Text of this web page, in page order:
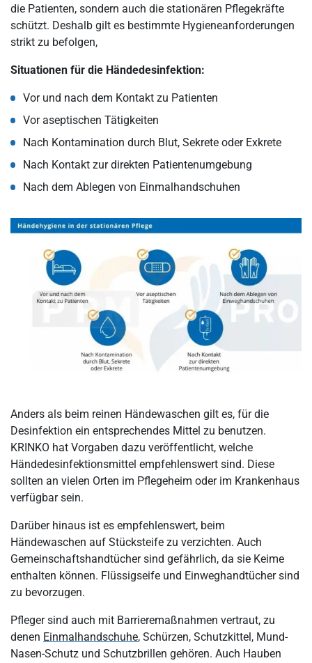
die Patienten, sondern auch die stationären Pflegekräfte
schützt. Deshalb gilt es bestimmte Hygieneanforderungen
strikt zu befolgen,
Situationen für die Händedesinfektion:
Vor und nach dem Kontakt zu Patienten
Vor aseptischen Tätigkeiten
Nach Kontamination durch Blut, Sekrete oder Exkrete
Nach Kontakt zur direkten Patientenumgebung
Nach dem Ablegen von Einmalhandschuhen
Anders als beim reinen Händewaschen gilt es, für die
Desinfektion ein entsprechendes Mittel zu benutzen.
KRINKO hat Vorgaben dazu veröffentlicht, welche
Händedesinfektionsmittel empfehlenswert sind. Diese
sollten an vielen Orten im Pflegeheim oder im Krankenhaus
verfügbar sein.
Darüber hinaus ist es empfehlenswert, beim
Händewaschen auf Stücksteife zu verzichten. Auch
Gemeinschaftshandtücher sind gefährlich, da sie Keime
enthalten können. Flüssigseife und Einweghandtücher sind
zu bevorzugen.
Pfleger sind auch mit Barrieremaßnahmen vertraut, zu
denen Einmalhandschuhe, Schürzen, Schutzkittel, Mund-
Nasen-Schutz und Schutzbrillen gehören. Auch Hauben